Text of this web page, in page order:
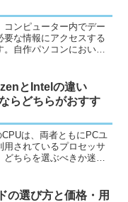
コンピューター内でデー
要な情報にアクセスする
。自作パソコンにおい
アプリケーション、ユー
、コンピュ...
とIntelの違い
らどちらがおすす
は、両者ともにPCユ
用されているプロセッサ
ちらを選ぶべきか迷う
ング性能、ユーザーエ...
の選び方と価格・用